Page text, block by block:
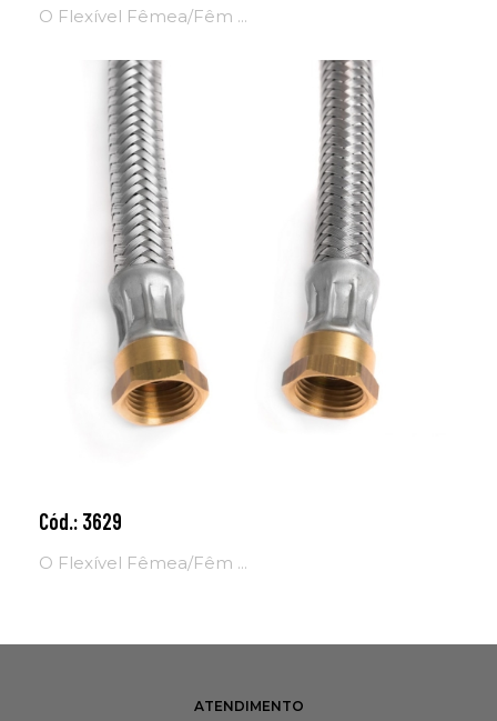
O Flexível Fêmea/Fêm ...
Cód.: 3629
O Flexível Fêmea/Fêm ...
Adicionar ao carrinho
ATENDIMENTO